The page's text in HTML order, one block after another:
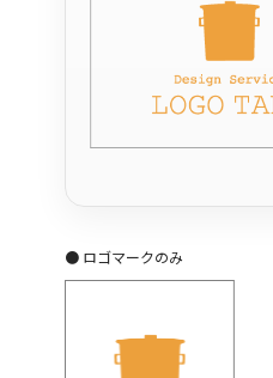
● ロゴマークのみ